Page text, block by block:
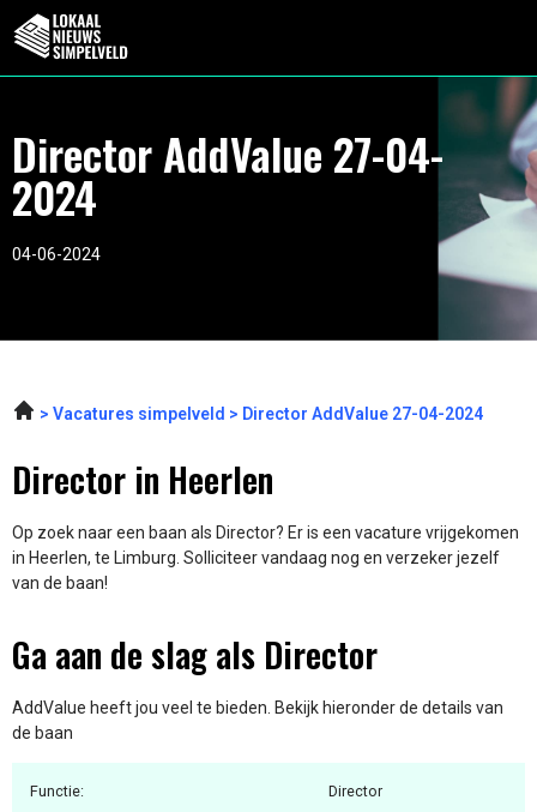
Director AddValue 27-04-
2024
04-06-2024
Vacatures simpelveld Director AddValue 27-04-2024
Director in Heerlen
Op zoek naar een baan als Director? Er is een vacature vrijgekomen
in Heerlen, te Limburg. Solliciteer vandaag nog en verzeker jezelf
van de baan!
Ga aan de slag als Director
AddValue heeft jou veel te bieden. Bekijk hieronder de details van
de baan
Functie: Director